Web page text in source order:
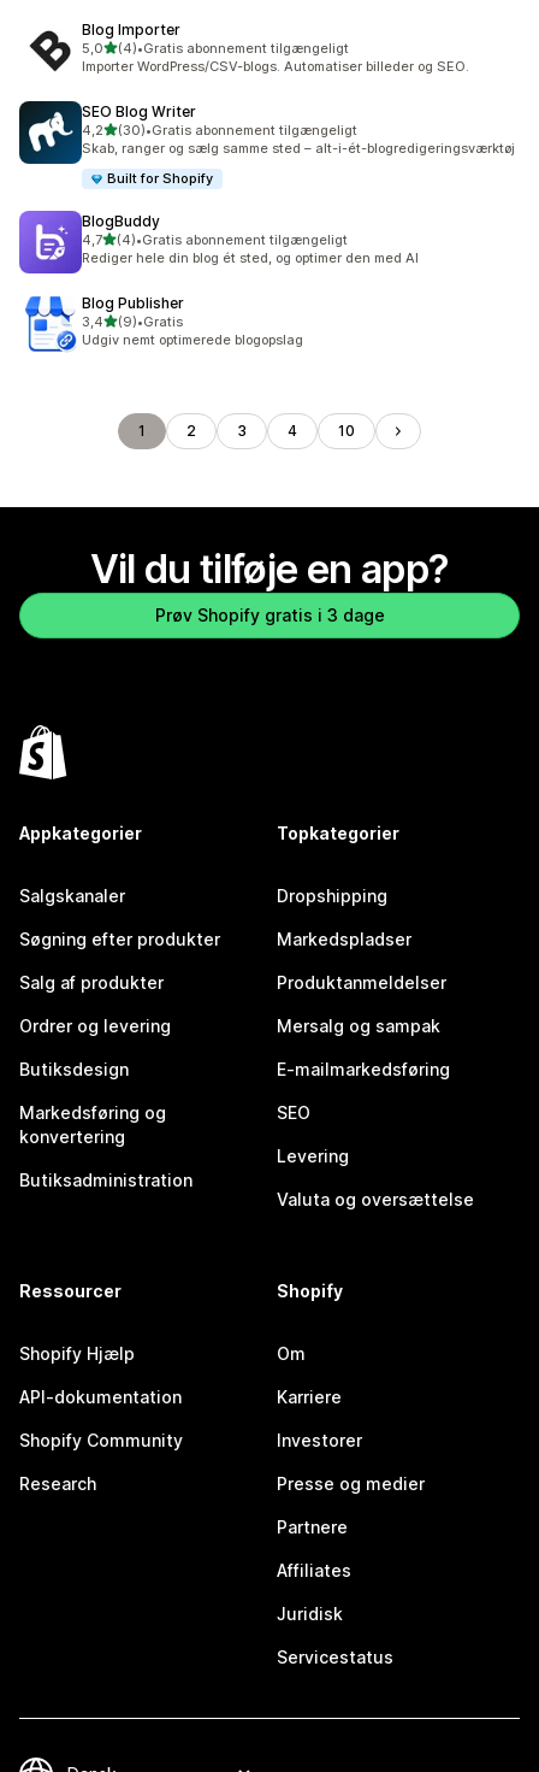
Blog Importer
5,0ud af 5 stjerner
(4)
4 anmeldelser i alt
•Gratis abonnement tilgængeligt
Importer WordPress/CSV-blogs. Automatiser billeder og SEO.
SEO Blog Writer
4,2ud af 5 stjerner
(30)
30 anmeldelser i alt
•Gratis abonnement tilgængeligt
Skab, ranger og sælg samme sted – alt-i-ét-blogredigeringsværktøj
Built for Shopify
BlogBuddy
4,7ud af 5 stjerner
(4)
4 anmeldelser i alt
•Gratis abonnement tilgængeligt
Rediger hele din blog ét sted, og optimer den med AI
Blog Publisher
3,4ud af 5 stjerner
(9)
9 anmeldelser i alt
•Gratis
Udgiv nemt optimerede blogopslag
1 2 3 4 10
Vil du tilføje en app?
Prøv Shopify gratis i 3 dage
Appkategorier
Salgskanaler
Søgning efter produkter
Salg af produkter
Ordrer og levering
Butiksdesign
Markedsføring og
konvertering
Butiksadministration
Topkategorier
Dropshipping
Markedspladser
Produktanmeldelser
Mersalg og sampak
E-mailmarkedsføring
SEO
Levering
Valuta og oversættelse
Ressourcer
Shopify Hjælp
API-dokumentation
Shopify Community
Research
Shopify
Om
Karriere
Investorer
Presse og medier
Partnere
Affiliates
Juridisk
Servicestatus